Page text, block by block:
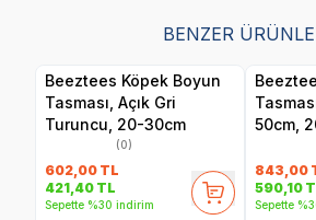
BENZER
Beeztees Köpek Boyun
Tasması, Açık Gri
Turuncu, 20-30cm
(0)
602,00 TL
421,40 TL
Sepette %30 indirim
50cm,
843,00
590,10
Sepette